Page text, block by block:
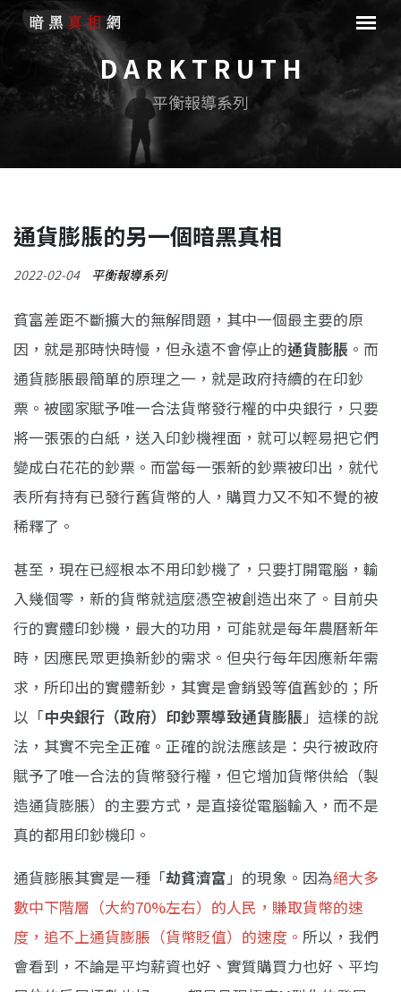
D A R K T R U T H
平衡報導系列
通貨膨脹的另一個暗黑真相
2022-02-04 平衡報導系列
貧富差距不斷擴大的無解問題，其中一個最主要的原
因，就是那時快時慢，但永遠不會停止的通貨膨脹 。而
通貨膨脹最簡單的原理之一，就是政府持續的在印鈔
票。被國家賦予唯一合法貨幣發行權的中央銀行，只要
將一張張的白紙，送入印鈔機裡面，就可以輕易把它們
變成白花花的鈔票。而當每一張新的鈔票被印出，就代
表所有持有已發行舊貨幣的人，購買力又不知不覺的被
稀釋了。
甚至，現在已經根本不用印鈔機了，只要打開電腦，輸
入幾個零，新的貨幣就這麼憑空被創造出來了。目前央
行的實體印鈔機，最大的功用，可能就是每年農曆新年
時，因應民眾更換新鈔的需求。但央行每年因應新年需
求，所印出的實體新鈔，其實是會銷毀等值舊鈔的；所
以「中央銀行（政府）印鈔票導致通貨膨脹」這樣的說
法，其實不完全正確。正確的說法應該是：央行被政府
賦予了唯一合法的貨幣發行權，但它增加貨幣供給（製
造通貨膨脹）的主要方式，是直接從電腦輸入，而不是
真的都用印鈔機印。
通貨膨脹其實是一種「劫貧濟富」的現象。因為絕大多
數中下階層（大約70%左右）的人民，賺取貨幣的速
度，追不上通貨膨脹（貨幣貶值）的速度。 所以，我們
會看到，不論是平均薪資也好、實質購買力也好、平均